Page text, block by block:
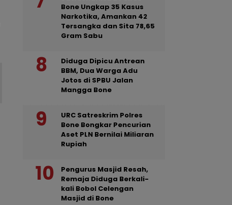
Bone Ungkap 35 Kasus
Narkotika, Amankan 42
Tersangka dan Sita 78,65
Gram Sabu
Diduga Dipicu Antrean
BBM, Dua Warga Adu
Jotos di SPBU Jalan
Mangga Bone
URC Satreskrim Polres
Bone Bongkar Pencurian
Aset PLN Bernilai Miliaran
Rupiah
Pengurus Masjid Resah,
Remaja Diduga Berkali-
kali Bobol Celengan
Masjid di Bone